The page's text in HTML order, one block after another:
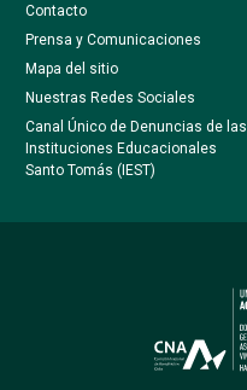
Contacto
Prensa y Comunicaciones
Mapa del sitio
Nuestras Redes Sociales
Canal Único de Denuncias de las
Instituciones Educacionales
Santo Tomás (IEST)